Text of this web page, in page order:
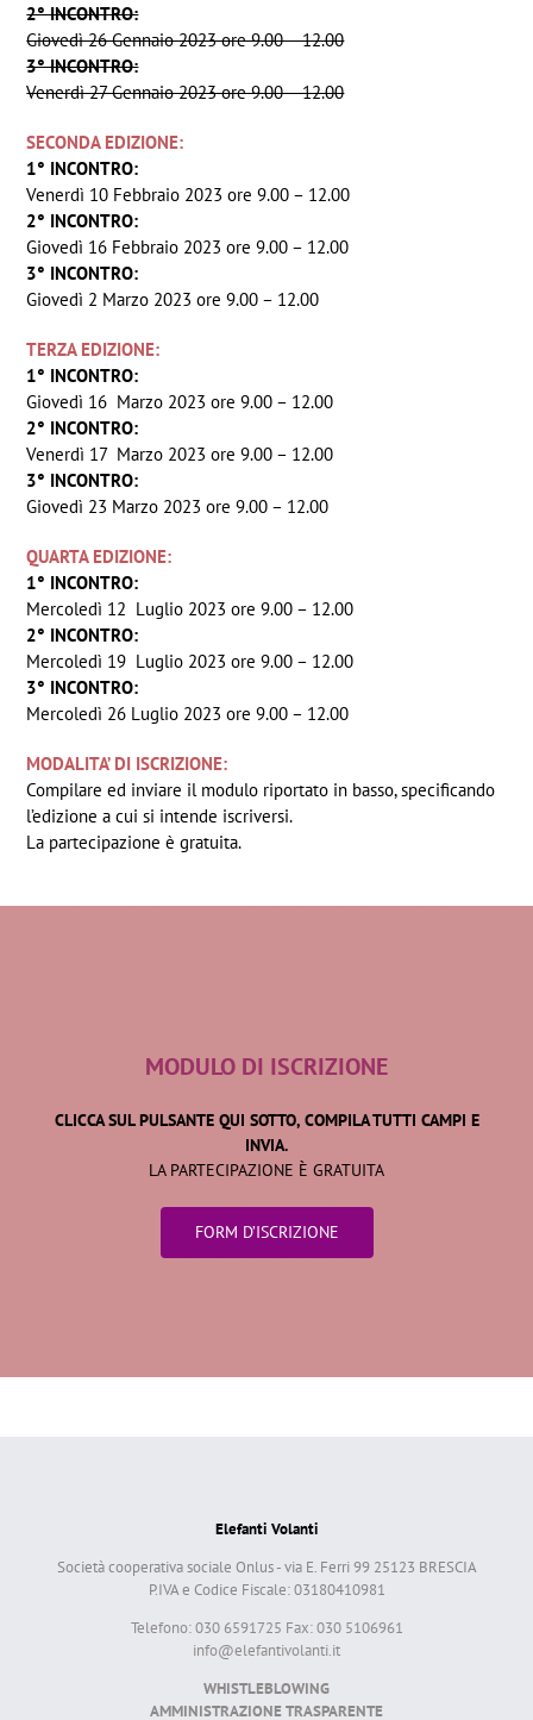
2° INCONTRO:
Giovedì 26 Gennaio 2023 ore 9.00 – 12.00
3° INCONTRO:
Venerdì 27 Gennaio 2023 ore 9.00 – 12.00
SECONDA EDIZIONE:
1° INCONTRO:
Venerdì 10 Febbraio 2023 ore 9.00 – 12.00
2° INCONTRO:
Giovedì 16 Febbraio 2023 ore 9.00 – 12.00
3° INCONTRO:
Giovedì 2 Marzo 2023 ore 9.00 – 12.00
TERZA EDIZIONE:
1° INCONTRO:
Giovedì 16 Marzo 2023 ore 9.00 – 12.00
2° INCONTRO:
Venerdì 17 Marzo 2023 ore 9.00 – 12.00
3° INCONTRO:
Giovedì 23 Marzo 2023 ore 9.00 – 12.00
QUARTA EDIZIONE:
1° INCONTRO:
Mercoledì 12 Luglio 2023 ore 9.00 – 12.00
2° INCONTRO:
Mercoledì 19 Luglio 2023 ore 9.00 – 12.00
3° INCONTRO:
Mercoledì 26 Luglio 2023 ore 9.00 – 12.00
MODALITA’ DI ISCRIZIONE:
Compilare ed inviare il modulo riportato in basso, specificando
l’edizione a cui si intende iscriversi.
La partecipazione è gratuita.
MODULO DI ISCRIZIONE
CLICCA SUL PULSANTE QUI SOTTO, COMPILA TUTTI CAMPI E
INVIA.
LA PARTECIPAZIONE È GRATUITA
FORM D’ISCRIZIONE
Elefanti Volanti
Società cooperativa sociale Onlus - via E. Ferri 99 25123 BRESCIA
P.IVA e Codice Fiscale: 03180410981
Telefono: 030 6591725 Fax: 030 5106961
info@elefantivolanti.it
WHISTLEBLOWING
AMMINISTRAZIONE TRASPARENTE